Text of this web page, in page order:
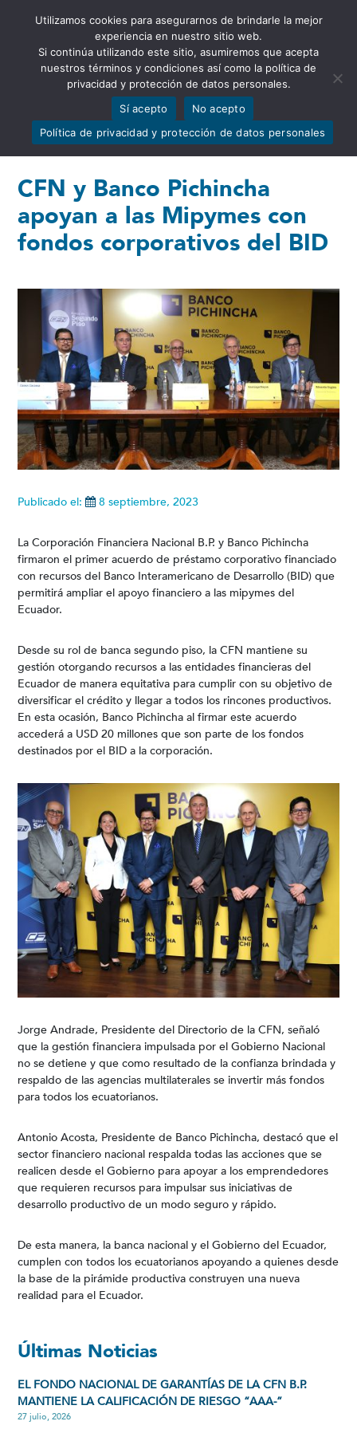
Abrir barra de herramientas
CFN y Banco Pichincha
apoyan a las Mipymes con
fondos corporativos del BID
Publicado el: 8 septiembre, 2023
La Corporación Financiera Nacional B.P. y Banco Pichincha
firmaron el primer acuerdo de préstamo corporativo financiado
con recursos del Banco Interamericano de Desarrollo (BID) que
permitirá ampliar el apoyo financiero a las mipymes del
Ecuador.
Desde su rol de banca segundo piso, la CFN mantiene su
gestión otorgando recursos a las entidades financieras del
Ecuador de manera equitativa para cumplir con su objetivo de
diversificar el crédito y llegar a todos los rincones productivos.
En esta ocasión, Banco Pichincha al firmar este acuerdo
accederá a USD 20 millones que son parte de los fondos
destinados por el BID a la corporación.
Jorge Andrade, Presidente del Directorio de la CFN, señaló
que la gestión financiera impulsada por el Gobierno Nacional
no se detiene y que como resultado de la confianza brindada y
respaldo de las agencias multilaterales se invertir más fondos
para todos los ecuatorianos.
Antonio Acosta, Presidente de Banco Pichincha, destacó que el
sector financiero nacional respalda todas las acciones que se
realicen desde el Gobierno para apoyar a los emprendedores
que requieren recursos para impulsar sus iniciativas de
desarrollo productivo de un modo seguro y rápido.
De esta manera, la banca nacional y el Gobierno del Ecuador,
cumplen con todos los ecuatorianos apoyando a quienes desde
la base de la pirámide productiva construyen una nueva
realidad para el Ecuador.
Últimas Noticias
EL FONDO NACIONAL DE GARANTÍAS DE LA CFN B.P.
MANTIENE LA CALIFICACIÓN DE RIESGO “AAA-”
27 julio, 2026
Utilizamos cookies para asegurarnos de brindarle la mejor
experiencia en nuestro sitio web.
Si continúa utilizando este sitio, asumiremos que acepta
nuestros términos y condiciones así como la política de
privacidad y protección de datos personales.
Sí acepto
No acepto
Política de privacidad y protección de datos personales